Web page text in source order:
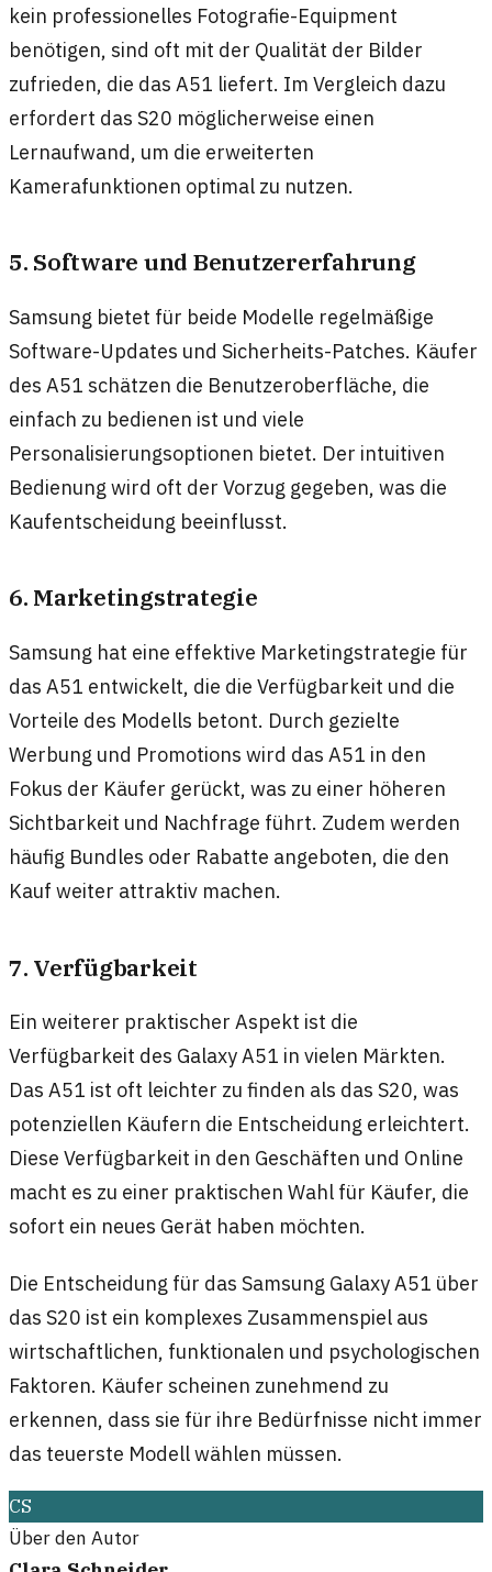
kein professionelles Fotografie-Equipment
benötigen, sind oft mit der Qualität der Bilder
zufrieden, die das A51 liefert. Im Vergleich dazu
erfordert das S20 möglicherweise einen
Lernaufwand, um die erweiterten
Kamerafunktionen optimal zu nutzen.
5. Software und Benutzererfahrung
Samsung bietet für beide Modelle regelmäßige
Software-Updates und Sicherheits-Patches. Käufer
des A51 schätzen die Benutzeroberfläche, die
einfach zu bedienen ist und viele
Personalisierungsoptionen bietet. Der intuitiven
Bedienung wird oft der Vorzug gegeben, was die
Kaufentscheidung beeinflusst.
6. Marketingstrategie
Samsung hat eine effektive Marketingstrategie für
das A51 entwickelt, die die Verfügbarkeit und die
Vorteile des Modells betont. Durch gezielte
Werbung und Promotions wird das A51 in den
Fokus der Käufer gerückt, was zu einer höheren
Sichtbarkeit und Nachfrage führt. Zudem werden
häufig Bundles oder Rabatte angeboten, die den
Kauf weiter attraktiv machen.
7. Verfügbarkeit
Ein weiterer praktischer Aspekt ist die
Verfügbarkeit des Galaxy A51 in vielen Märkten.
Das A51 ist oft leichter zu finden als das S20, was
potenziellen Käufern die Entscheidung erleichtert.
Diese Verfügbarkeit in den Geschäften und Online
macht es zu einer praktischen Wahl für Käufer, die
sofort ein neues Gerät haben möchten.
Die Entscheidung für das Samsung Galaxy A51 über
das S20 ist ein komplexes Zusammenspiel aus
wirtschaftlichen, funktionalen und psychologischen
Faktoren. Käufer scheinen zunehmend zu
erkennen, dass sie für ihre Bedürfnisse nicht immer
das teuerste Modell wählen müssen.
CS
Über den Autor